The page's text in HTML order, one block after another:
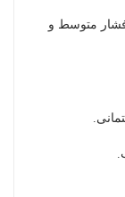
متوسط و